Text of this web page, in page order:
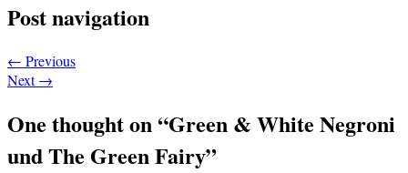
Post navigation
← Previous
Next→
One thought on “Green & White Negroni
und The Green Fairy”